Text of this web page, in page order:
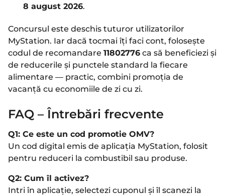
8 august 2026.
Concursul este deschis tuturor utilizatorilor
MyStation. Iar dacă tocmai îți faci cont, folosește
codul de recomandare 11802776 ca să beneficiezi și
de reducerile și punctele standard la fiecare
alimentare — practic, combini promoția de
vacanță cu economiile de zi cu zi.
FAQ – Întrebări frecvente
Q1: Ce este un cod promotie OMV?
Un cod digital emis de aplicația MyStation, folosit
pentru reduceri la combustibil sau produse.
Q2: Cum îl activez?
Intri în aplicație, selectezi cuponul și îl scanezi la